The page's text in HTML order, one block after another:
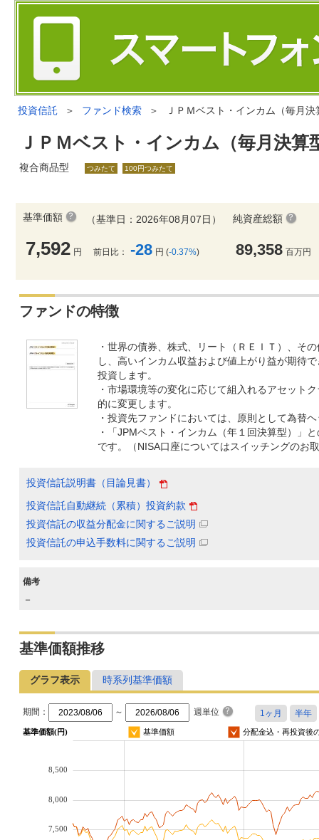
投資信託 ＞ ファンド検索 ＞ ＪＰＭベスト・インカム（毎月決
ＪＰＭベスト・インカム（毎月決算
複合商品型 つみたて 100円つみたて
基準価額
7,592 円
（基準日：2026年08月07日）
前日比： -28 円 (-0.37%)
純資産総額
89,358 百万円
ファンドの特徴
・世界の債券、株式、リート（ＲＥＩＴ）、そ
し、高いインカム収益および値上がり益が期待
投資します。
・市場環境等の変化に応じて組入れるアセット
的に変更します。
・投資先ファンドにおいては、原則として為替
・「JPMベスト・インカム（年１回決算型）」
です。（NISA口座についてはスイッチングのお
投資信託説明書（目論見書）
投資信託自動継続（累積）投資約款
投資信託の収益分配金に関するご説明
投資信託の申込手数料に関するご説明
備考
－
基準価額推移
グラフ表示 時系列基準価額
期間： ～ 週単位
基準価額(円) 基準価額 分配金込・再投資後
7,500
8,000
8,500